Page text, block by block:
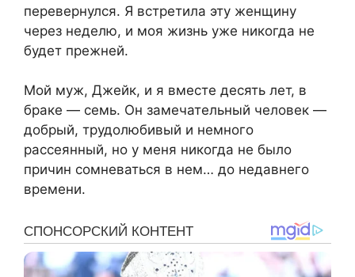
перевернулся. Я встретила эту женщину
через неделю, и моя жизнь уже никогда не
будет прежней.
Мой муж, Джейк, и я вместе десять лет, в
браке — семь. Он замечательный человек —
добрый, трудолюбивый и немного
рассеянный, но у меня никогда не было
причин сомневаться в нем… до недавнего
времени.